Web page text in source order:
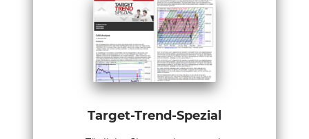
Target-Trend-Spezial